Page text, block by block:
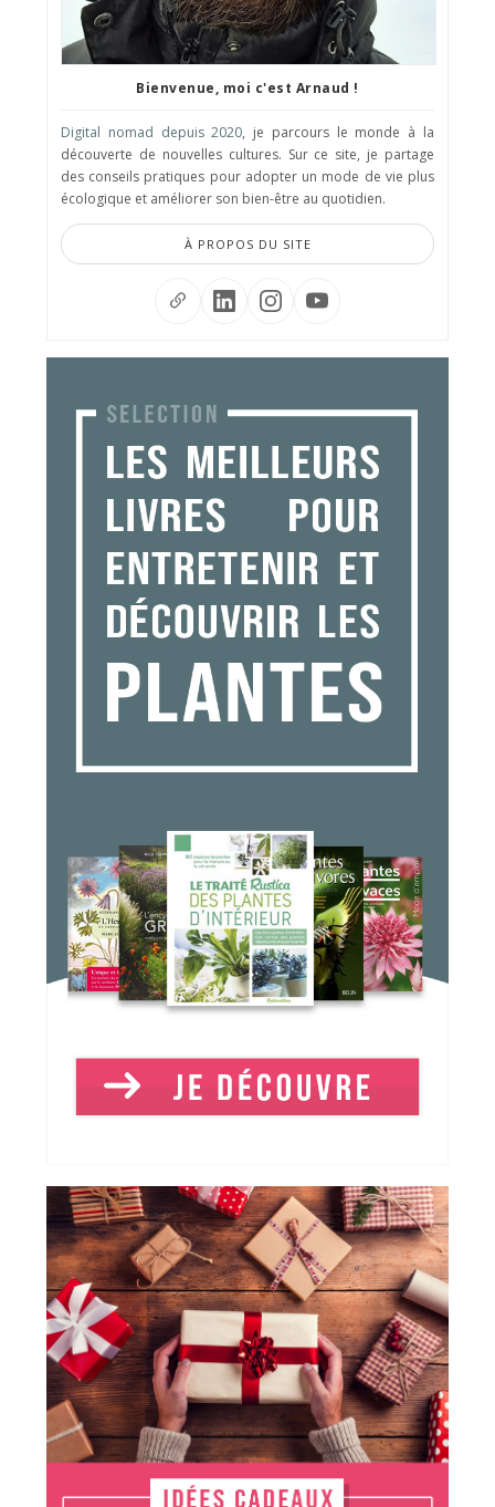
Bienvenue, moi c'est Arnaud !
Digital nomad depuis 2020, je parcours le monde à la
découverte de nouvelles cultures. Sur ce site, je partage
des conseils pratiques pour adopter un mode de vie plus
écologique et améliorer son bien-être au quotidien.
À PROPOS DU SITE